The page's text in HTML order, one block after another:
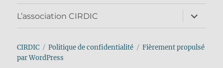
L’association CIRDIC
ouvrir
le
sous-
CIRDIC Politique de confidentialité
Fièrement propulsé
par WordPress